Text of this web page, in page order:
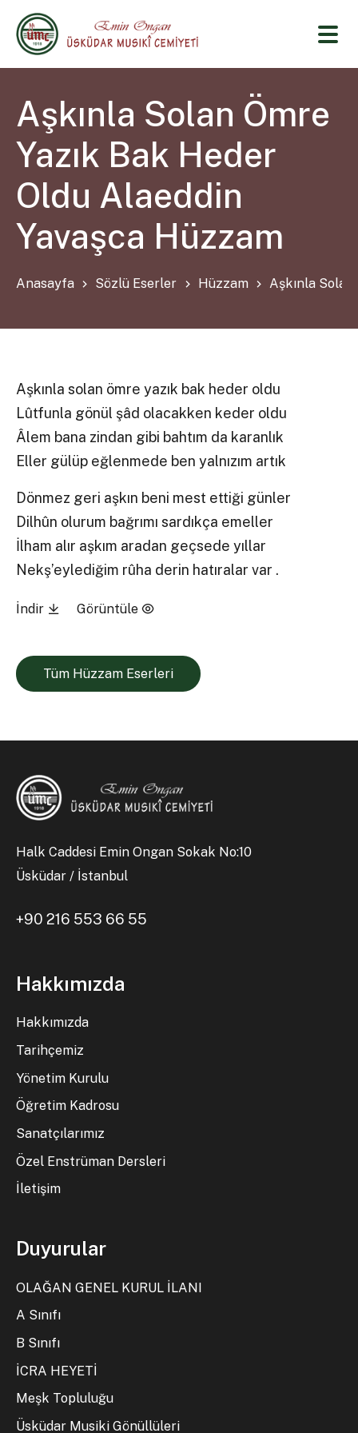
Aşkınla Solan Ömre
Yazık Bak Heder
Oldu Alaeddin
Yavaşca Hüzzam
Anasayfa Sözlü Eserler Hüzzam Aşkınla Solan
Aşkınla solan ömre yazık bak heder oldu
Lûtfunla gönül şâd olacakken keder oldu
Âlem bana zindan gibi bahtım da karanlık
Eller gülüp eğlenmede ben yalnızım artık
Dönmez geri aşkın beni mest ettiği günler
Dilhûn olurum bağrımı sardıkça emeller
İlham alır aşkım aradan geçsede yıllar
Nekş’eylediğim rûha derin hatıralar var .
İndir Görüntüle
Tüm Hüzzam Eserleri
Halk Caddesi Emin Ongan Sokak No:10
Üsküdar / İstanbul
+90 216 553 66 55
Hakkımızda
Hakkımızda
Tarihçemiz
Yönetim Kurulu
Öğretim Kadrosu
Sanatçılarımız
Özel Enstrüman Dersleri
İletişim
Duyurular
OLAĞAN GENEL KURUL İLANI
A Sınıfı
B Sınıfı
İCRA HEYETİ
Meşk Topluluğu
Üsküdar Musiki Gönüllüleri